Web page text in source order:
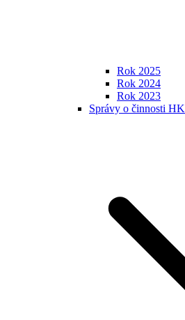
Rok 2025
Rok 2024
Rok 2023
Správy o činnosti HK